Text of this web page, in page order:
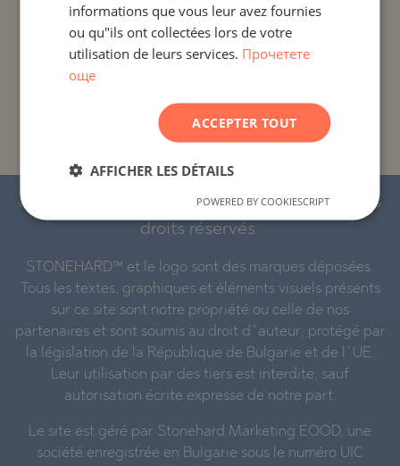
PROJETS ET PROPRIÉTÉS PAR TYPE DE PROPRIÉTÉ
PROJETS ET PROPRIÉTÉS PAR RÉGION
PROJETS ET PROPRIÉTÉS PAR NOM DE
© 2016-2026 « Stonehard Marketing » Ltd. Tous
droits réservés.
STONEHARD™ et le logo sont des marques déposées.
Tous les textes, graphiques et éléments visuels présents
sur ce site sont notre propriété ou celle de nos
partenaires et sont soumis au droit d`auteur, protégé par
la législation de la République de Bulgarie et de l`UE.
Leur utilisation par des tiers est interdite, sauf
autorisation écrite expresse de notre part.
Le site est géré par Stonehard Marketing EOOD, une
société enregistrée en Bulgarie sous le numéro UIC
ROMANIAN
informations que vous leur avez fournies
ou qu"ils ont collectées lors de votre
utilisation de leurs services. Прочетете
още
ACCEPTER TOUT
AFFICHER LES DÉTAILS
POWERED BY COOKIESCRIPT